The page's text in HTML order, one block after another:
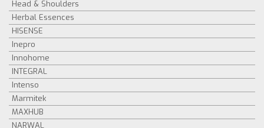
Head & Shoulders
Herbal Essences
HISENSE
Inepro
Innohome
INTEGRAL
Intenso
Marmitek
MAXHUB
NARWAL